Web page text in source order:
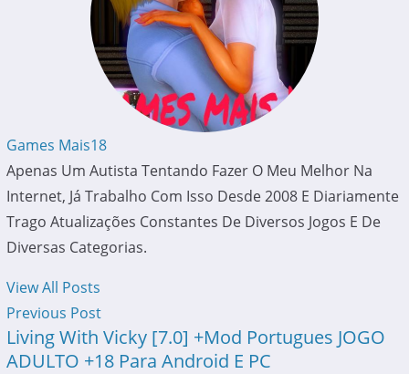
Games Mais18
Apenas Um Autista Tentando Fazer O Meu Melhor Na
Internet, Já Trabalho Com Isso Desde 2008 E Diariamente
Trago Atualizações Constantes De Diversos Jogos E De
Diversas Categorias.
View All Posts
Previous Post
Living With Vicky [7.0] +Mod Portugues JOGO
ADULTO +18 Para Android E PC